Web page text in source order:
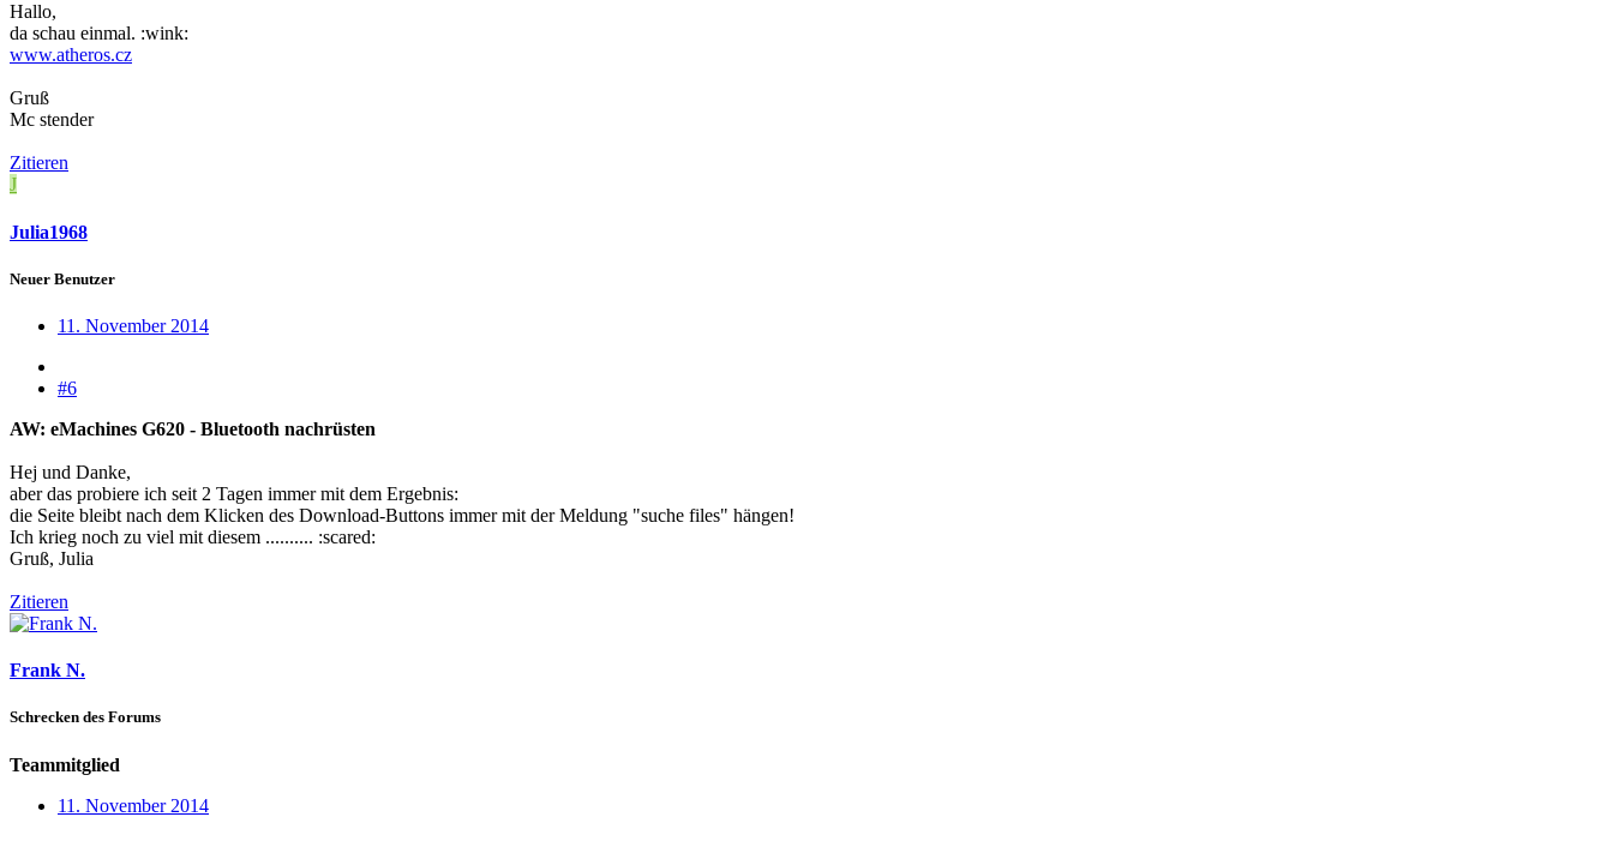
Hallo,
da schau einmal. :wink:
www.atheros.cz
Gruß
Mc stender
Zitieren
J
Julia1968
Neuer Benutzer
11. November 2014
#6
AW: eMachines G620 - Bluetooth nachrüsten
Hej und Danke,
aber das probiere ich seit 2 Tagen immer mit dem Ergebnis:
die Seite bleibt nach dem Klicken des Download-Buttons immer mit der Meldung "suche files" hängen!
Ich krieg noch zu viel mit diesem .......... :scared:
Gruß, Julia
Zitieren
Frank N.
Schrecken des Forums
Teammitglied
11. November 2014